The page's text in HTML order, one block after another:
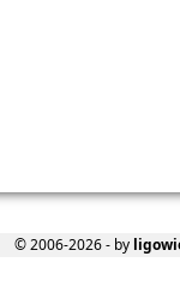
© 2006-2026 - by